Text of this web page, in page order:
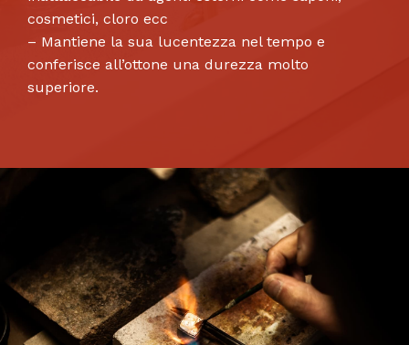
cosmetici, cloro ecc
– Mantiene la sua lucentezza nel tempo e
conferisce all’ottone una durezza molto
superiore.